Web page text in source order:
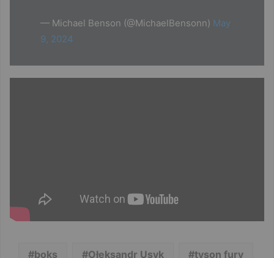
— Michael Benson (@MichaelBensonn) May
9, 2024
boks Ołeksandr Usyk tyson fury